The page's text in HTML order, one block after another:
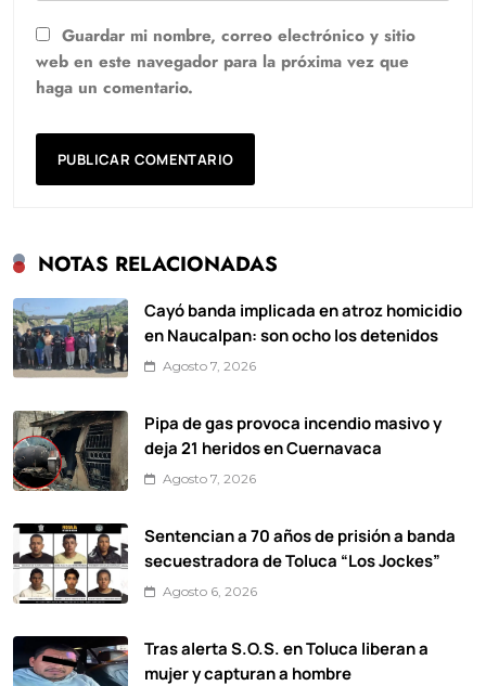
Guardar mi nombre, correo electrónico y sitio
web en este navegador para la próxima vez que
haga un comentario.
NOTAS RELACIONADAS
Cayó banda implicada en atroz homicidio
en Naucalpan: son ocho los detenidos
Agosto 7, 2026
Pipa de gas provoca incendio masivo y
deja 21 heridos en Cuernavaca
Agosto 7, 2026
Sentencian a 70 años de prisión a banda
secuestradora de Toluca “Los Jockes”
Agosto 6, 2026
Tras alerta S.O.S. en Toluca liberan a
mujer y capturan a hombre